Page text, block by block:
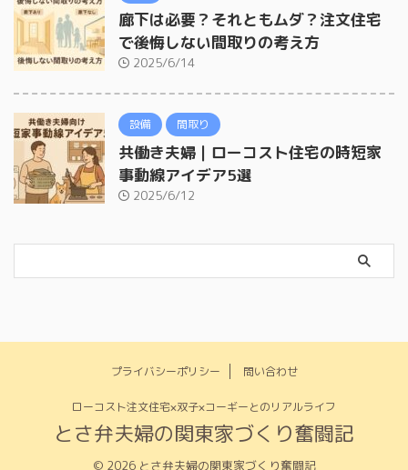
廊下は必要？それともムダ？注文住宅
で後悔しない間取りの考え方
2025/6/14
設備 間取り
共働き夫婦｜ローコスト住宅の時短家
事動線アイデア5選
2025/6/12
プライバシーポリシー 問い合わせ
ローコスト注文住宅×双子×コーギーとのリアルライフ
とさ弁夫婦の関東家づくり奮闘記
© 2026 とさ弁夫婦の関東家づくり奮闘記